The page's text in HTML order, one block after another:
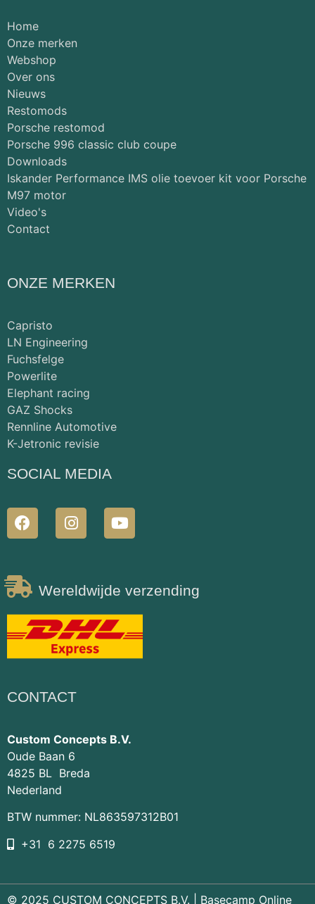
Home
Onze merken
Webshop
Over ons
Nieuws
Restomods
Porsche restomod
Porsche 996 classic club coupe
Downloads
Iskander Performance IMS olie toevoer kit voor Porsche
M97 motor
Video's
Contact
ONZE MERKEN
Capristo
LN Engineering
Fuchsfelge
Powerlite
Elephant racing
GAZ Shocks
Rennline Automotive
K-Jetronic revisie
SOCIAL MEDIA
Wereldwijde verzending
CONTACT
Custom Concepts B.V.
Oude Baan 6
4825 BL Breda
Nederland
BTW nummer: NL863597312B01
+31 6 2275 6519
© 2025 CUSTOM CONCEPTS B.V. | Basecamp Online